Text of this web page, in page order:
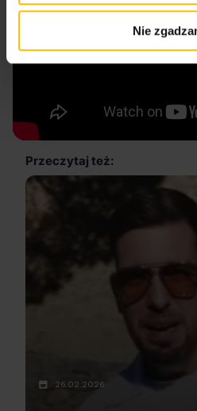
Nie
Przeczytaj też:
26.02.2026